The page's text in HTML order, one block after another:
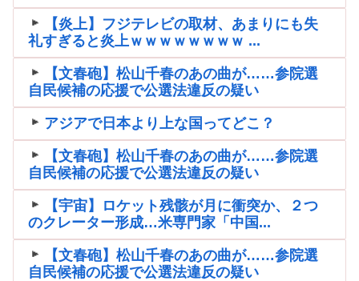
【炎上】フジテレビの取材、あまりにも失
礼すぎると炎上ｗｗｗｗｗｗｗｗ ...
【文春砲】松山千春のあの曲が……参院選
自民候補の応援で公選法違反の疑い
アジアで日本より上な国ってどこ？
【文春砲】松山千春のあの曲が……参院選
自民候補の応援で公選法違反の疑い
【宇宙】ロケット残骸が月に衝突か、２つ
のクレーター形成…米専門家「中国...
【文春砲】松山千春のあの曲が……参院選
自民候補の応援で公選法違反の疑い